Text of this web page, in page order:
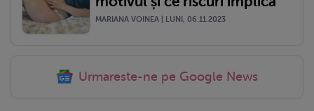
MARIANA VOINEA | LUNI, 06.11.2023
Urmareste-ne pe Google News